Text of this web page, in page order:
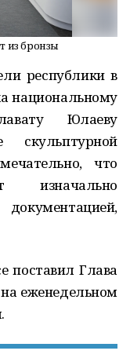
из бронзы
республики в
национальному
Юлаеву
скульптурной
что
изначально
документацией,
поставил Глава
еженедельном